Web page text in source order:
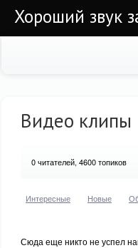
Хороший звук
Видео клипы
0читателей, 4600 топиков
Интересные Новые
Сюда еще никто не успел